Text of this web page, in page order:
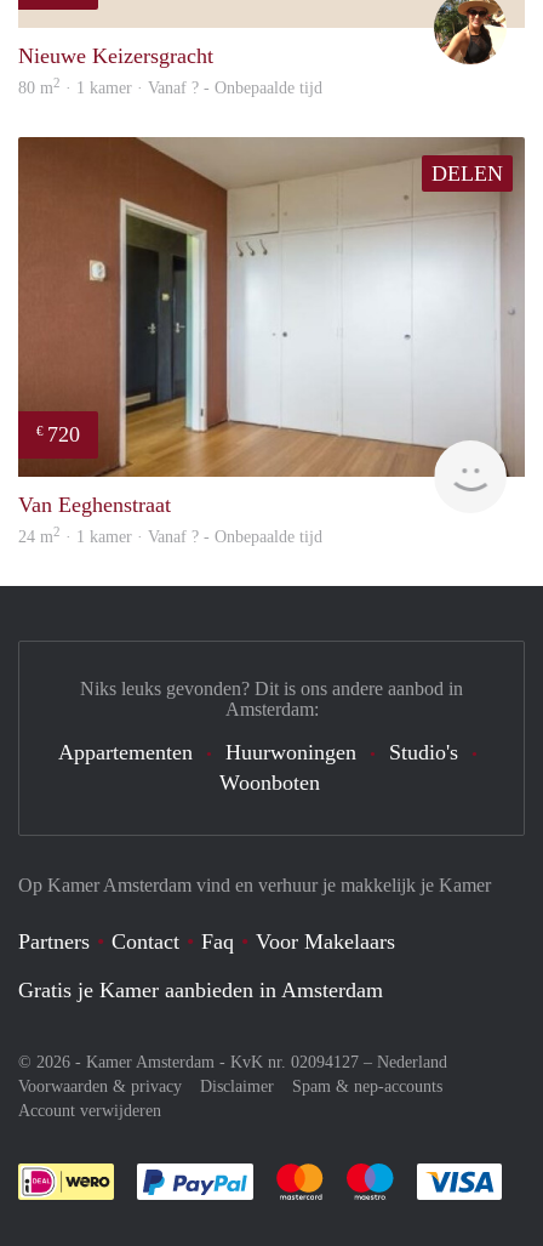
Nieuwe Keizersgracht
80 m2 · 1 kamer · Vanaf ? - Onbepaalde tijd
DELEN
€ 720
Van Eeghenstraat
24 m2 · 1 kamer · Vanaf ? - Onbepaalde tijd
Op Kamer Amsterdam vind en verhuur je makkelijk je Kamer
Partners Contact Faq
Voor Makelaars
Gratis je Kamer aanbieden in Amsterdam
© 2026 - Kamer Amsterdam - KvK nr. 02094127 – Nederland
Voorwaarden & privacy
Disclaimer
Spam & nep-accounts
Account verwijderen
Je rekent gemakkelijk af met Paypal
Je rekent gemakkelijk af met
Je rekent
Niks leuks gevonden? Dit is ons andere aanbod in
Amsterdam:
Appartementen Huurwoningen
Studio's
Woonboten